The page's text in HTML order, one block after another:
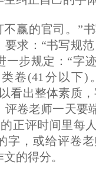
不赢的官司。”
要求：“书写规
一步规定：“字
卷(41分以下)
看出整体素质
评卷老师一天要
正评时间里每
字，或给评卷
的得分。